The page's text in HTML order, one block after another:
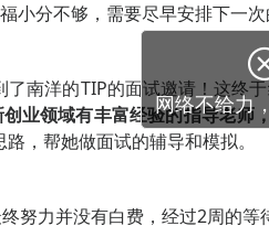
小分不够，需要尽早安排下一次
南洋的TIP的面试邀请！这终
业领域有丰富经验的指导老师
，帮她做面试的辅导和模拟。
努力并没有白费，经过2周的